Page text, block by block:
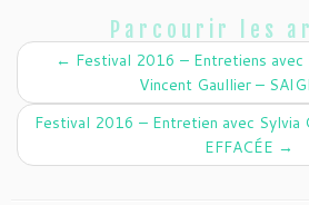
Parcourir les
← Festival 2016 – Entretiens avec
Vincent Gaullier –
Festival 2016 – Entretien avec Sylvia
EFFACÉE →